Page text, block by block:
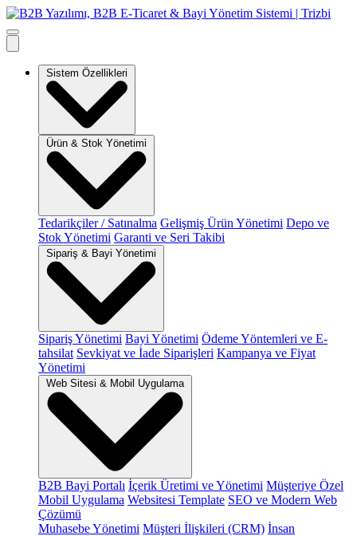
Sistem Özellikleri
Ürün & Stok Yönetimi
Tedarikçiler / Satınalma Gelişmiş Ürün Yönetimi Depo ve
Stok Yönetimi Garanti ve Seri Takibi
Sipariş & Bayi Yönetimi
Sipariş Yönetimi Bayi Yönetimi Ödeme Yöntemleri ve E-
tahsilat Sevkiyat ve İade Siparişleri Kampanya ve Fiyat
Yönetimi
Web Sitesi & Mobil Uygulama
B2B Bayi Portalı İçerik Üretimi ve Yönetimi Müşteriye Özel
Mobil Uygulama Websitesi Template SEO ve Modern Web
Çözümü
Muhasebe Yönetimi Müşteri İlişkileri (CRM) İnsan